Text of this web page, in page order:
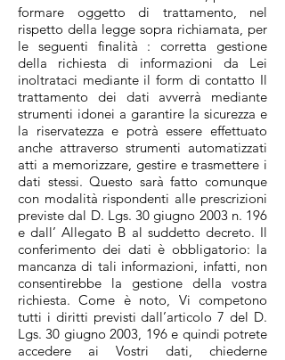
formare oggetto di trattamento, nel
rispetto della legge sopra richiamata, per
le seguenti finalità : corretta gestione
della richiesta di informazioni da Lei
inoltrataci mediante il form di contatto Il
trattamento dei dati avverrà mediante
strumenti idonei a garantire la sicurezza e
la riservatezza e potrà essere effettuato
anche attraverso strumenti automatizzati
atti a memorizzare, gestire e trasmettere i
dati stessi. Questo sarà fatto comunque
con modalità rispondenti alle prescrizioni
previste dal D. Lgs. 30 giugno 2003 n. 196
e dall’ Allegato B al suddetto decreto. Il
conferimento dei dati è obbligatorio: la
mancanza di tali informazioni, infatti, non
consentirebbe la gestione della vostra
richiesta. Come è noto, Vi competono
tutti i diritti previsti dall’articolo 7 del D.
Lgs. 30 giugno 2003, 196 e quindi potrete
accedere ai Vostri dati, chiederne